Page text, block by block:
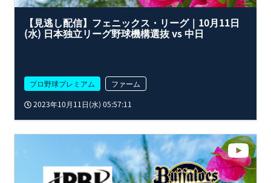
【見逃し配信】フェニックス・リーグ｜10月11日
(水) 日本独立リーグ野球機構選抜 vs 中日
プロ野球プレミアム
ファーム
2023年10月11日(水) 05:57:11